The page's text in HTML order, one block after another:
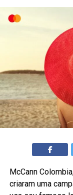
McCann
criaram uma